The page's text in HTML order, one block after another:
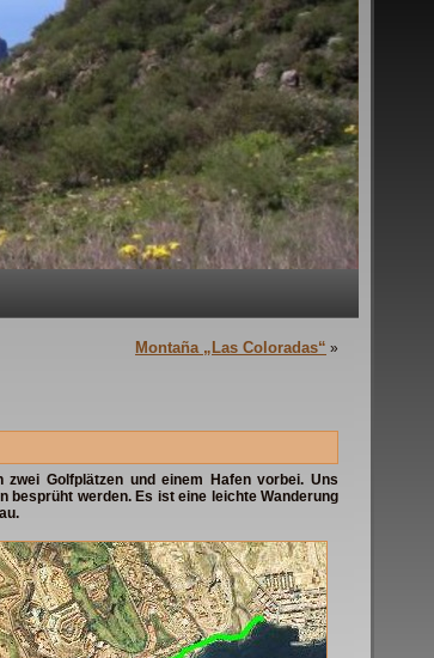
Montaña „Las Coloradas“ »
Golfplätzen und einem Hafen vorbei. Uns
besprüht werden. Es ist eine leichte Wanderung